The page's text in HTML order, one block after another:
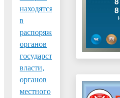
находятся
в
распоряжении
органов
государственной
власти,
органов
местного